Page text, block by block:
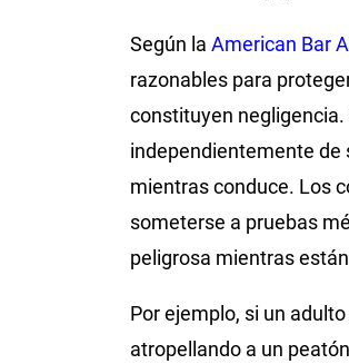
Según la American Bar
razonables para
constituyen negligencia.
independientemente de
mientras conduce. Los
someterse a pruebas
peligrosa mientras
Por ejemplo, si un
atropellando a un